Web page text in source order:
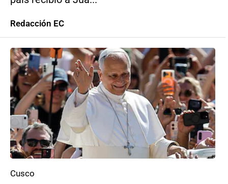
Redacción EC
Cusco